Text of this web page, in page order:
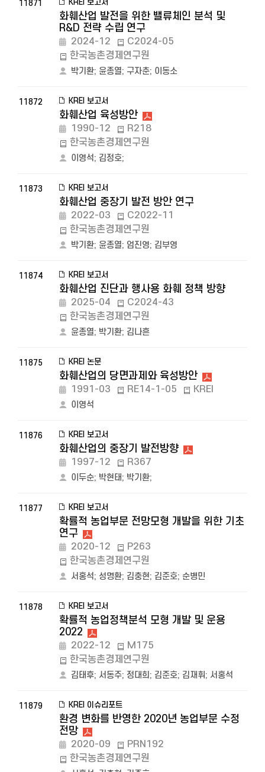
11871 KREI 보고서
화훼산업 발전을 위한 밸류체인 분석 및
R&D 전략 수립 연구
2024-12
C2024-05
한국농촌경제연구원
박기환; 윤종열; 구자춘; 이동소
11872 KREI 보고서
화훼산업 육성방안
1990-12
R218
한국농촌경제연구원
이영석; 김정호;
11873 KREI 보고서
화훼산업 중장기 발전 방안 연구
2022-03
C2022-11
한국농촌경제연구원
박기환; 윤종열; 엄진영; 김부영
11874 KREI 보고서
화훼산업 진단과 행사용 화훼 정책 방향
2025-04
C2024-43
한국농촌경제연구원
윤종열; 박기환; 김나흔
11875 KREI 논문
화훼산업의 당면과제와 육성방안
1991-03 RE14-1-05 KREI
이영석
11876 KREI 보고서
화훼산업의 중장기 발전방향
1997-12 R367
이두순; 박현태; 박기환;
11877 KREI 보고서
확률적 농업부문 전망모형 개발을 위한 기초
연구
2020-12
P263
한국농촌경제연구원
서홍석; 성명환; 김충현; 김준호; 순병민
11878 KREI 보고서
확률적 농업정책분석 모형 개발 및 운용
2022
2022-12
M175
한국농촌경제연구원
김태후; 서동주; 정대희 ; 김준호; 김재휘; 서홍석
11879 KREI 이슈리포트
환경 변화를 반영한 2020년 농업부문 수정
전망
2020-09
PRN192
한국농촌경제연구원